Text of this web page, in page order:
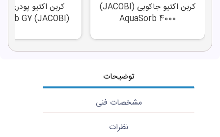
کربن اکتیو جاکوبی (JACOBI)
AquaSorb 4000
کربن اکتیو پودری
(JACOBI) ColorSorb G7
توضیحات
مشخصات فنی
نظرات